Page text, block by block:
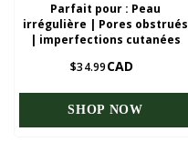
Parfait pour : Peau
irrégulière | Pores obstrués
| imperfections cutanées
$34.99CAD
SHOP NOW